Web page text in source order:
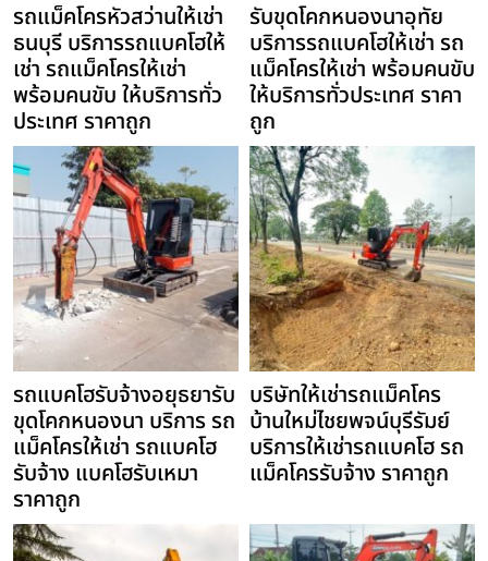
รถแม็คโครหัวสว่านให้เช่า
ธนบุรี บริการรถแบคโฮให้
เช่า รถแม็คโครให้เช่า
พร้อมคนขับ ให้บริการทั่ว
ประเทศ ราคาถูก
รับขุดโคกหนองนาอุทัย
บริการรถแบคโฮให้เช่า รถ
แม็คโครให้เช่า พร้อมคนขับ
ให้บริการทั่วประเทศ ราคา
ถูก
รถแบคโฮรับจ้างอยุธยารับ
ขุดโคกหนองนา บริการ รถ
แม็คโครให้เช่า รถแบคโฮ
รับจ้าง แบคโฮรับเหมา
ราคาถูก
บริษัทให้เช่ารถแม็คโคร
บ้านใหม่ไชยพจน์บุรีรัมย์
บริการให้เช่ารถแบคโฮ รถ
แม็คโครรับจ้าง ราคาถูก